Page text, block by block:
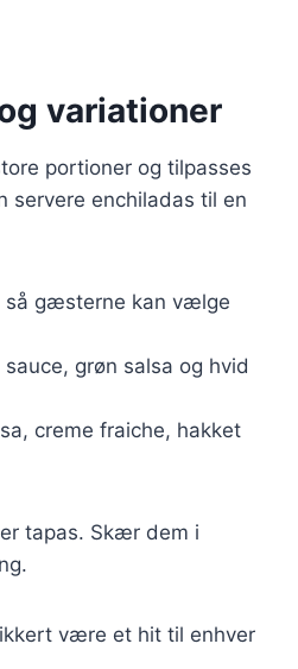
variationer
portioner og tilpasses
enchiladas til en
så gæsterne kan vælge
grøn salsa og hvid
creme fraiche, hakket
tapas. Skær dem i
være et hit til enhver